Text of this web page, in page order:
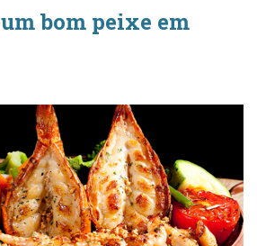
bom peixe em